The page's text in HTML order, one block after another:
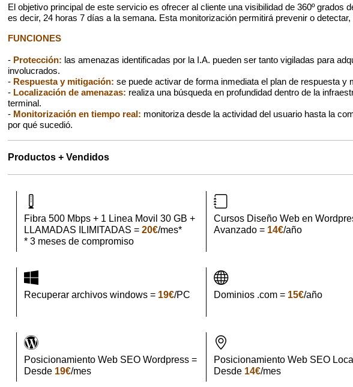
El objetivo principal de este servicio es ofrecer al cliente una visibilidad de 360º
es decir, 24 horas 7 días a la semana. Esta monitorización permitirá prevenir o
FUNCIONES
- Protección: las amenazas identificadas por la I.A. pueden ser tanto vigiladas para
involucrados.
- Respuesta y mitigación: se puede activar de forma inmediata el plan de respuesta
- Localización de amenazas: realiza una búsqueda en profundidad dentro de la
terminal.
- Monitorización en tiempo real: monitoriza desde la actividad del usuario hasta la
por qué sucedió.
Productos + Vendidos
Fibra 500 Mbps + 1 Linea Movil 30 GB +
LLAMADAS ILIMITADAS = 20€/mes*
* 3 meses de compromiso
Cursos Diseño Web en
Avanzado = 14€/año
Recuperar archivos windows = 19€/PC Dominios .com = 15€/año
Posicionamiento Web SEO Wordpress =
Desde 19€/mes
Posicionamiento Web SEO
Desde 14€/mes